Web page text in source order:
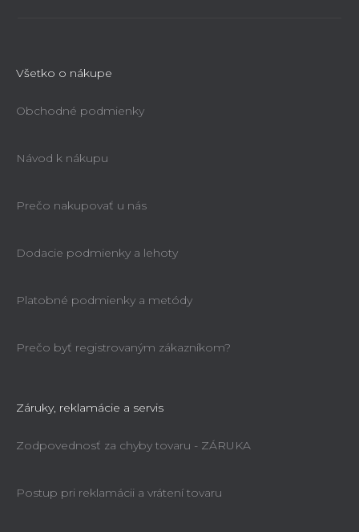
Všetko o nákupe
Obchodné podmienky
Návod k nákupu
Prečo nakupovať u nás
Dodacie podmienky a lehoty
Platobné podmienky a metódy
Prečo byť registrovaným zákazníkom?
Záruky, reklamácie a servis
Zodpovednosť za chyby tovaru - ZÁRUKA
Postup pri reklamácii a vrátení tovaru